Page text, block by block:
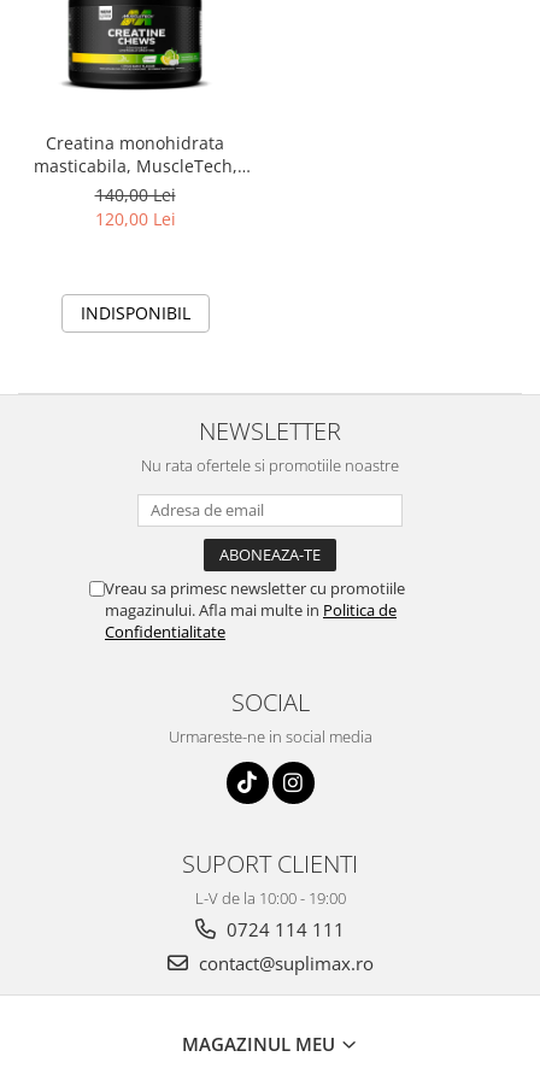
Creatina monohidrata
masticabila, MuscleTech,
Creatine chews, 90 de tablete
masticabile
140,00 Lei
120,00 Lei
INDISPONIBIL
NEWSLETTER
Nu rata ofertele si promotiile noastre
Vreau sa primesc newsletter cu promotiile
magazinului. Afla mai multe in Politica de
Confidentialitate
SOCIAL
Urmareste-ne in social media
SUPORT CLIENTI
L-V de la 10:00 - 19:00
0724 114 111
contact@suplimax.ro
MAGAZINUL MEU